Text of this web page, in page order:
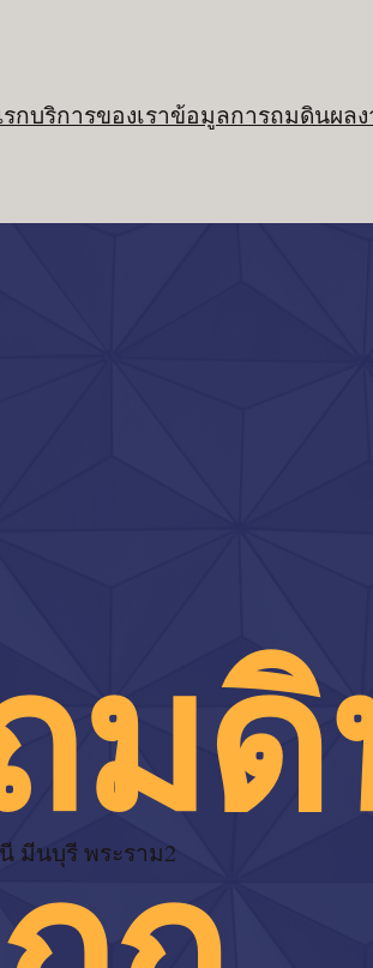
กบริการของเราข้อมูลการถมดินผล
ม
มีนบุรี พระราม2